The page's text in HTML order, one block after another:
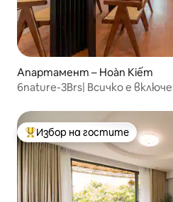
Апартамент – Hoàn Kiếm
6nature-3Brs| Всичко е
Най-популярен избор на
Избор на гостите